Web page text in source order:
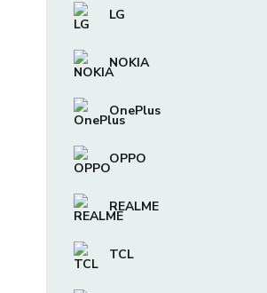
LG
NOKIA
OnePlus
OPPO
REALME
TCL